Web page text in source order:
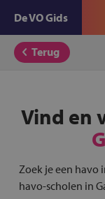
De VO Gids
Terug
Vind en
Zoek je een havo
havo-scholen in